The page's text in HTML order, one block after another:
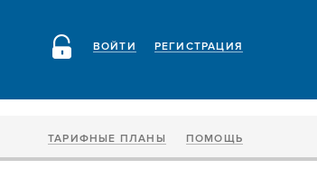
РЕГИСТРАЦИЯ
ВОЙТИ
ТАРИФНЫЕ ПЛАНЫ ПОМОЩЬ